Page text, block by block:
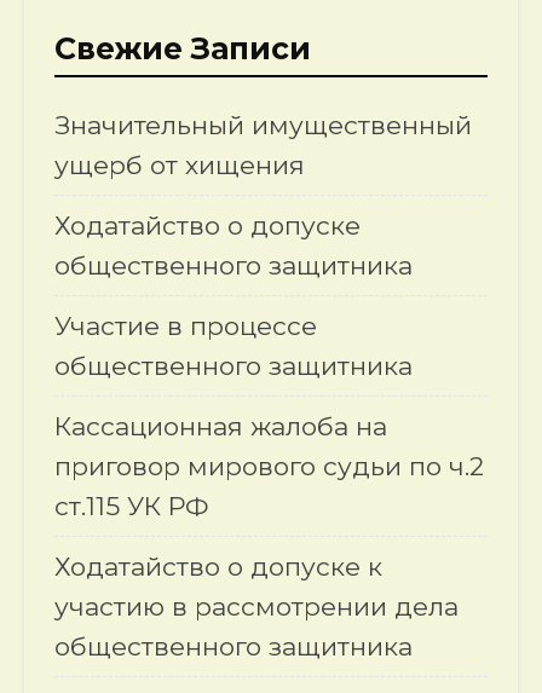
Свежие Записи
Значительный имущественный
ущерб от хищения
Ходатайство о допуске
общественного защитника
Участие в процессе
общественного защитника
Кассационная жалоба на
приговор мирового судьи по ч.2
ст.115 УК РФ
Ходатайство о допуске к
участию в рассмотрении дела
общественного защитника